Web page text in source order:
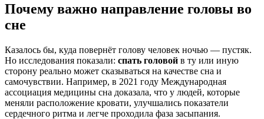
Почему важно направление головы во
сне
Казалось бы, куда повернёт голову человек ночью — пустяк.
Но исследования показали: спать головой в ту или иную
сторону реально может сказываться на качестве сна и
самочувствии. Например, в 2021 году Международная
ассоциация медицины сна доказала, что у людей, которые
меняли расположение кровати, улучшались показатели
сердечного ритма и легче проходила фаза засыпания.